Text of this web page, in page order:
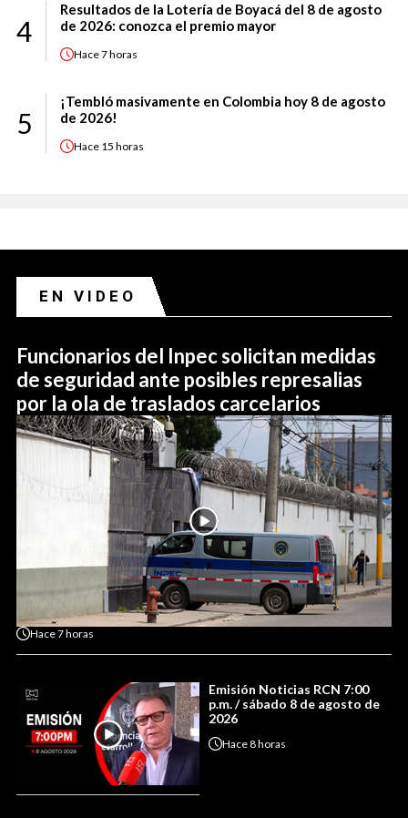
4
Resultados de la Lotería de Boyacá del 8 de agosto
de 2026: conozca el premio mayor
Hace7 horas
5
¡Tembló masivamente en Colombia hoy 8 de agosto
de 2026!
Hace 15 horas
EN VIDEO
Funcionarios del Inpec solicitan medidas
de seguridad ante posibles represalias
por la ola de traslados carcelarios
Hace7 horas
Emisión Noticias RCN 7:00
p.m. / sábado 8 de agosto de
2026
Hace8 horas